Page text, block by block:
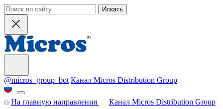
Искать
@micros_group_bot Канал Micros Distribution Group
На главную направления
Канал Micros Distribution Group